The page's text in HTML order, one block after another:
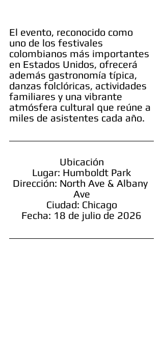
El evento, reconocido como
uno de los festivales
colombianos más importantes
en Estados Unidos, ofrecerá
además gastronomía típica,
danzas folclóricas, actividades
familiares y una vibrante
atmósfera cultural que reúne a
miles de asistentes cada año.
Ubicación
Lugar: Humboldt Park
Dirección: North Ave & Albany
Ave
Ciudad: Chicago
Fecha: 18 de julio de 2026